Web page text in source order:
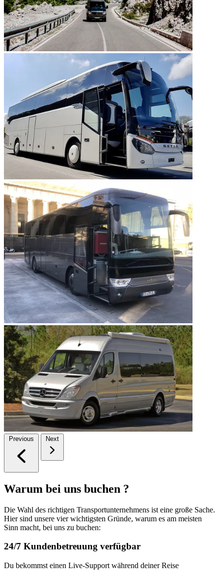
Previous Next
Warum bei uns buchen ?
Die Wahl des richtigen Transportunternehmens ist eine große Sache.
Hier sind unsere vier wichtigsten Gründe, warum es am meisten
Sinn macht, bei uns zu buchen:
24/7 Kundenbetreuung verfügbar
Du bekommst einen Live-Support während deiner Reise